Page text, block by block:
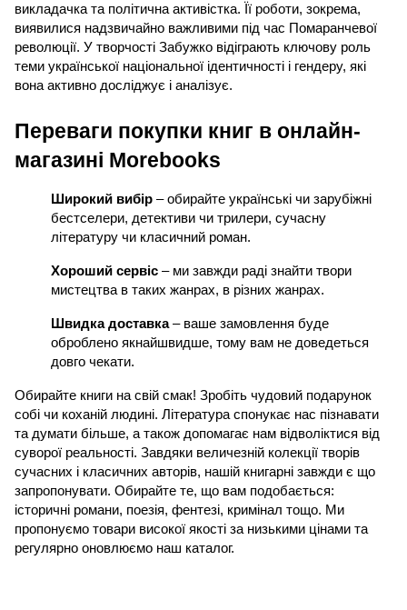
викладачка та політична активістка. Її роботи, зокрема,
виявилися надзвичайно важливими під час Помаранчевої
революції. У творчості Забужко відіграють ключову роль
теми української національної ідентичності і гендеру, які
вона активно досліджує і аналізує.
Переваги покупки книг в онлайн-
магазині Morebooks
Широкий вибір – обирайте українські чи зарубіжні
бестселери, детективи чи трилери, сучасну
літературу чи класичний роман.
Хороший сервіс – ми завжди раді знайти твори
мистецтва в таких жанрах, в різних жанрах.
Швидка доставка – ваше замовлення буде
оброблено якнайшвидше, тому вам не доведеться
довго чекати.
Обирайте книги на свій смак! Зробіть чудовий подарунок
собі чи коханій людині. Література спонукає нас пізнавати
та думати більше, а також допомагає нам відволіктися від
суворої реальності. Завдяки величезній колекції творів
сучасних і класичних авторів, нашій книгарні завжди є що
запропонувати. Обирайте те, що вам подобається:
історичні романи, поезія, фентезі, кримінал тощо. Ми
пропонуємо товари високої якості за низькими цінами та
регулярно оновлюємо наш каталог.